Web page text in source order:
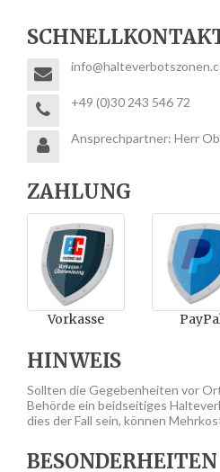
+49 (0)30 243 546 72
Ansprechpartner: Herr
ZAHLUNG
Vorkasse
HINWEIS
Sollten die Gegebenheiten vor
Behörde ein beidseitiges
dies der Fall sein, können
BESONDERHEITEN